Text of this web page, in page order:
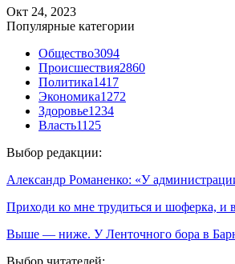
Окт 24, 2023
Популярные категории
Общество3094
Происшествия2860
Политика1417
Экономика1272
Здоровье1234
Власть1125
Выбор редакции:
Александр Романенко: «У
Приходи ко мне трудиться и шоферка, и
Выше — ниже. У Ленточного бора в
Выбор читателей: